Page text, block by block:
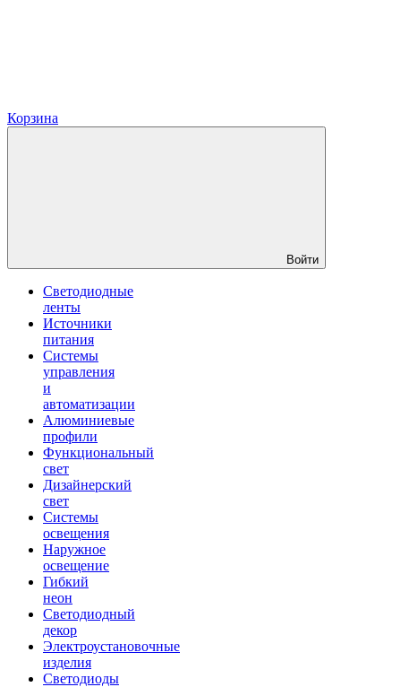
Корзина
Войти
Светодиодные
ленты
Источники
питания
Системы
управления
и
автоматизации
Алюминиевые
профили
Функциональный
свет
Дизайнерский
свет
Системы
освещения
Наружное
освещение
Гибкий
неон
Светодиодный
декор
Электроустановочные
изделия
Светодиоды